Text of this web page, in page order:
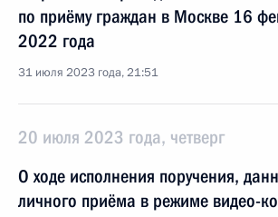
по приёму граждан в Москве 16
2022 года
31 июля 2023 года, 21:51
20 июля 2023 года, четверг
О ходе исполнения поручения,
личного приёма в режиме видео-